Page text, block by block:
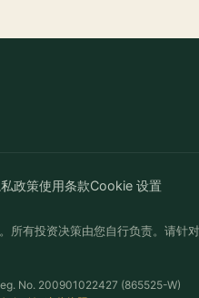
政策使用条款Cookie 设置
有投资决策由您自行负责。请针
No. 200901022427 (865525-W)